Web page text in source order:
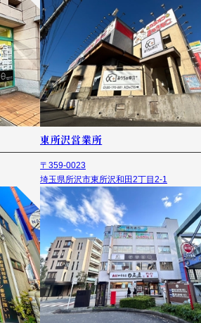
東所沢営業所
〒359-0023
埼玉県所沢市東所沢和田2丁目2-1